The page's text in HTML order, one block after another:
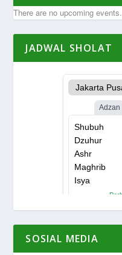
There are no upcoming events.
JADWAL SHOLAT
SOSIAL MEDIA